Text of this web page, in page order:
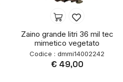
Zaino grande litri 36 mil tec
mimetico vegetato
Codice : dmmi14002242
€ 49,00